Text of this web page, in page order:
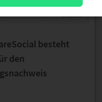
besteht
den